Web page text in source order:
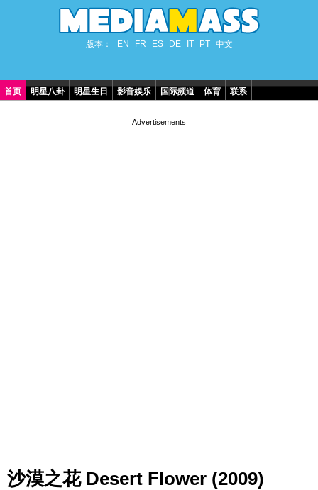
版本： EN FR ES DE IT PT 中文
首页 明星八卦 明星生日 影音娱乐 国际频道 体育 联系
沙漠之花 Desert Flower (2009)